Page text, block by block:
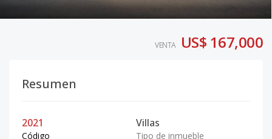
VENTA US$ 167,000
Resumen
2021
Código
Villas
Tipo de inmueble